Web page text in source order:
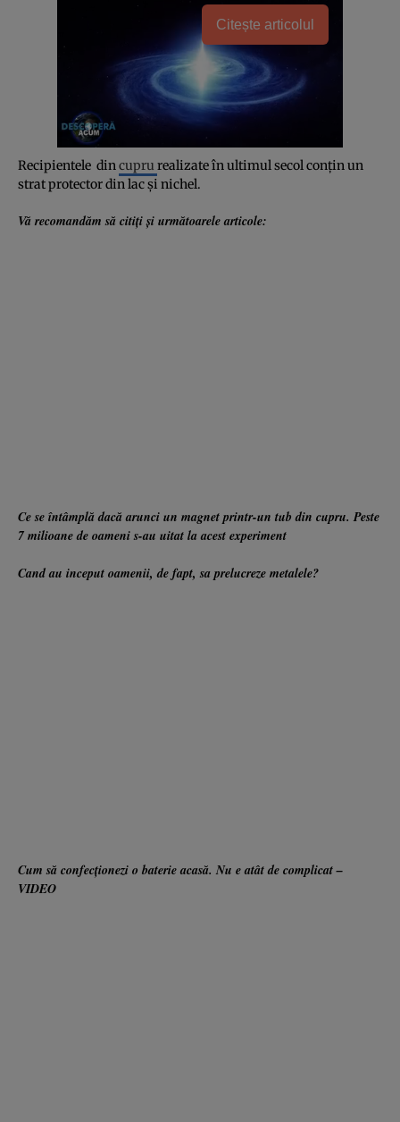
Citește articolul
Recipientele dincupru realizate în ultimul secol conţin un
strat protector din lac şi nichel.
Vă recomandăm să citiţi şi următoarele articole:
Ce se întâmplă dacă arunci un magnet printr-un tub din cupru. Peste
7 milioane de oameni s-au uitat la acest experiment
Cand au inceput oamenii, de fapt, sa prelucreze metalele?
Cum să confecţionezi o baterie acasă. Nu e atât de complicat –
VIDEO